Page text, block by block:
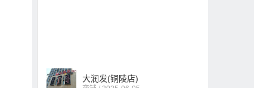
大润发(铜陵店)
商铺 / 2025-06-05